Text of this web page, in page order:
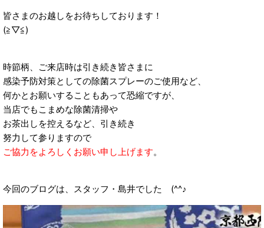
皆さまのお越しをお待ちしております！
(≧▽≦)
時節柄、ご来店時は引き続き皆さまに
感染予防対策としての除菌スプレーのご使用など、
何かとお願いすることもあって恐縮ですが、
当店でもこまめな除菌清掃や
お茶出しを控えるなど、引き続き
努力して参りますので
ご協力をよろしくお願い申し上げます。
今回のブログは、スタッフ・島井でした (^^♪